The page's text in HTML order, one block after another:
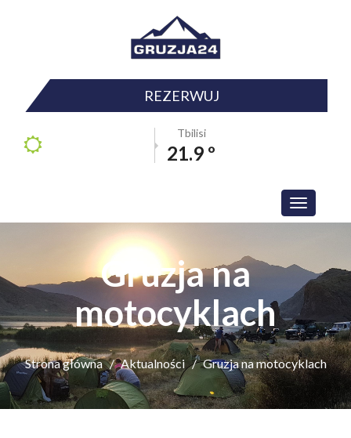
REZERWUJ
Tbilisi
21.9 º
Toggle
navigation
Gruzja na
motocyklach
Strona główna Aktualności Gruzja na motocyklach